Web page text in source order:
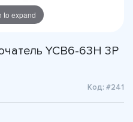
to expand
YCB6-63H 3P
Код: #241